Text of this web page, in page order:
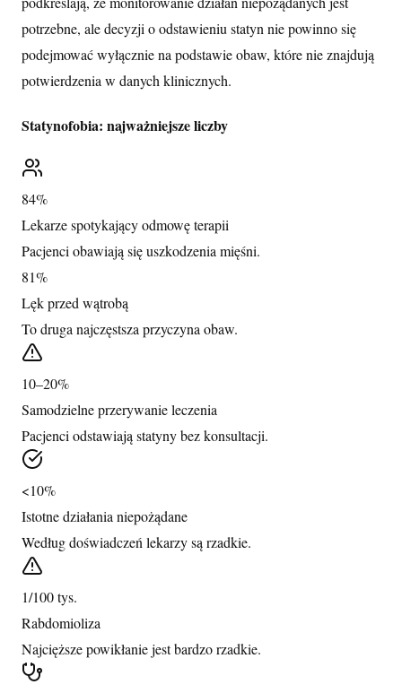
potrzebne, ale decyzji o odstawieniu statyn nie powinno się
podejmować wyłącznie na podstawie obaw, które nie znajdują
potwierdzenia w danych klinicznych.
Statynofobia: najważniejsze liczby
84%
Lekarze spotykający odmowę terapii
Pacjenci obawiają się uszkodzenia mięśni.
81%
Lęk przed wątrobą
To druga najczęstsza przyczyna obaw.
10–20%
Samodzielne przerywanie leczenia
Pacjenci odstawiają statyny bez konsultacji.
<10%
Istotne działania niepożądane
Według doświadczeń lekarzy są rzadkie.
1/100 tys.
Rabdomioliza
Najcięższe powikłanie jest bardzo rzadkie.